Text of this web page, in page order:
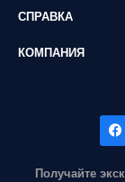
СПРАВКА
КОМПАНИЯ
Получайте